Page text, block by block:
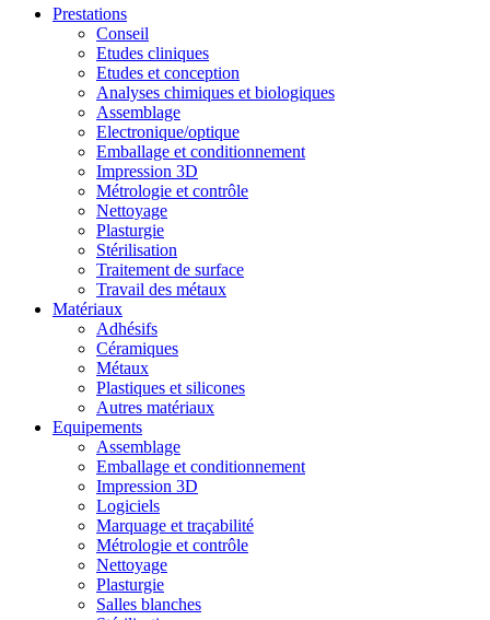
Prestations
Conseil
Etudes cliniques
Etudes et conception
Analyses chimiques et biologiques
Assemblage
Electronique/optique
Emballage et conditionnement
Impression 3D
Métrologie et contrôle
Nettoyage
Plasturgie
Stérilisation
Traitement de surface
Travail des métaux
Matériaux
Adhésifs
Céramiques
Métaux
Plastiques et silicones
Autres matériaux
Equipements
Assemblage
Emballage et conditionnement
Impression 3D
Logiciels
Marquage et traçabilité
Métrologie et contrôle
Nettoyage
Plasturgie
Salles blanches